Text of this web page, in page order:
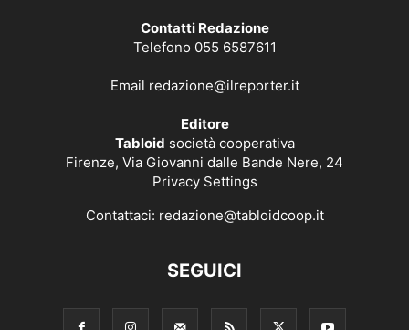
Contatti Redazione
Telefono 055 6587611
Email redazione@ilreporter.it
Editore
Tabloid società cooperativa
Firenze, Via Giovanni dalle Bande Nere, 24
Privacy Settings
Contattaci: redazione@tabloidcoop.it
SEGUICI